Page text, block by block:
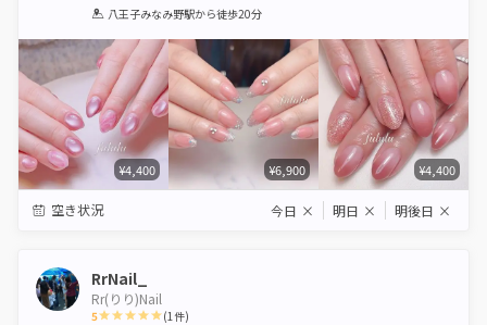
1 2 3 4 5
八王子みなみ野駅から徒歩20分
¥4,400 ¥6,900 ¥4,400
空き状況 今日 × 明日 × 明後日 ×
RrNail_
Rr(りり)Nail
5 (1件)